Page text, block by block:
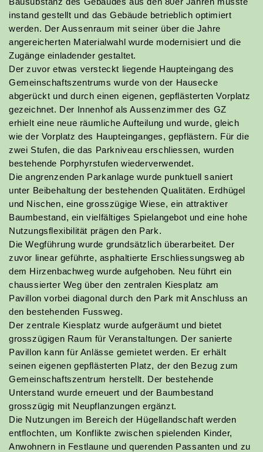
Patrizia Schmid
Zeichnerin Landschaftsarchitektur EFZ
ps@bischoff-la.ch
056 442 40 28
Yoshi Frey
Zeichner Landschaftsarchitektur EFZ - in Ausbildung
yf@bischoff-la.ch
056 442 40 24
instand gestellt und das Gebäude betrieblich optimiert
werden. Der Aussenraum mit seiner über die Jahre
angereicherten Materialwahl wurde modernisiert und die
Zugänge einladender gestaltet.
Der zuvor etwas versteckt liegende Haupteingang des
Gemeinschaftszentrums wurde von der Hausecke
abgerückt und durch einen eigenen, gepflästerten Vorplatz
gezeichnet. Der Innenhof als Aussenzimmer des GZ
erhielt eine neue räumliche Aufteilung und wurde, gleich
wie der Vorplatz des Haupteinganges, gepflästern. Für die
zwei Stufen, die das Parkniveau erschliessen, wurden
bestehende Porphyrstufen wiederverwendet.
Die angrenzenden Parkanlage wurde punktuell saniert
unter Beibehaltung der bestehenden Qualitäten. Erdhügel
und Nischen, eine grosszügige Wiese, ein attraktiver
Baumbestand, ein vielfältiges Spielangebot und eine hohe
Nutzungsflexibilität prägen den Park.
Die Wegführung wurde grundsätzlich überarbeitet. Der
zuvor linear geführte, asphaltierte Erschliessungsweg ab
dem Hirzenbachweg wurde aufgehoben. Neu führt ein
chaussierter Weg über den zentralen Kiesplatz am
Pavillon vorbei diagonal durch den Park mit Anschluss an
den bestehenden Fussweg.
Der zentrale Kiesplatz wurde aufgeräumt und bietet
grosszügigen Raum für Veranstaltungen. Der sanierte
Pavillon kann für Anlässe gemietet werden. Er erhält
seinen eigenen gepflästerten Platz, der den Bezug zum
Gemeinschaftszentrum herstellt. Der bestehende
Unterstand wurde erneuert und der Baumbestand
grosszügig mit Neupflanzungen ergänzt.
Die Nutzungen im Bereich der Hügellandschaft werden
entflochten, um Konflikte zwischen spielenden Kinder,
Anwohnern in Festlaune und querenden Passanten und zu